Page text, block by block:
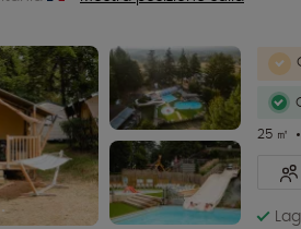
25 ㎡